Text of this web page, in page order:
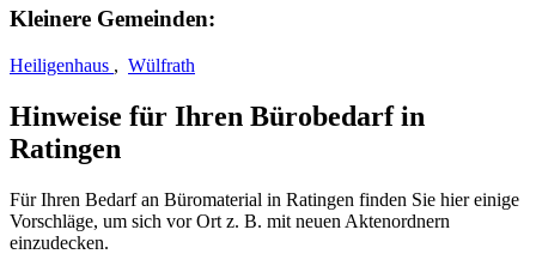
Kleinere Gemeinden:
Heiligenhaus , Wülfrath
Hinweise für Ihren Bürobedarf in
Ratingen
Für Ihren Bedarf an Büromaterial in Ratingen finden Sie hier einige
Vorschläge, um sich vor Ort z. B. mit neuen Aktenordnern
einzudecken.